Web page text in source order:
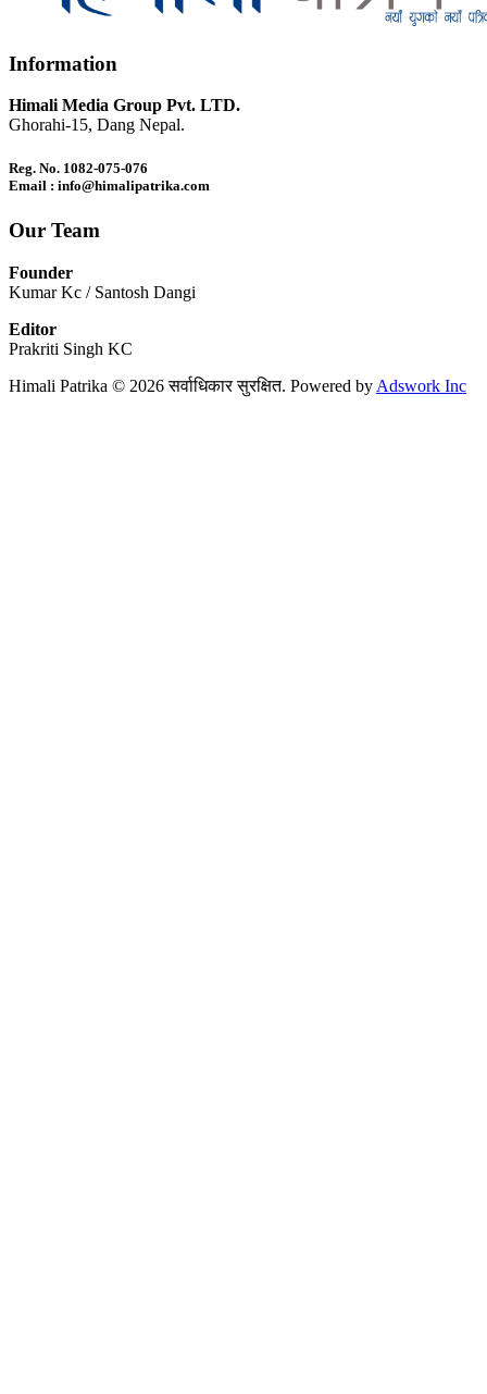
Information
Himali Media Group Pvt. LTD.
Ghorahi-15, Dang Nepal.
Reg. No. 1082-075-076
Email : info@himalipatrika.com
Our Team
Founder
Kumar Kc / Santosh Dangi
Editor
Prakriti Singh KC
Himali Patrika © 2026 सर्वाधिकार सुरक्षित. Powered by Adswork Inc